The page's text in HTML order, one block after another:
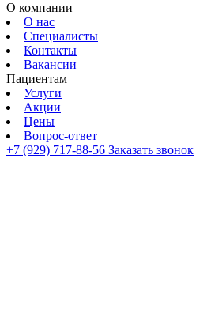
О компании
О нас
Специалисты
Контакты
Вакансии
Пациентам
Услуги
Акции
Цены
Вопрос-ответ
+7 (929) 717-88-56 Заказать звонок